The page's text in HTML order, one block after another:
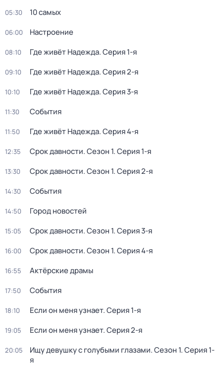
05:30 10 самых
06:00 Настроение
08:10 Где живёт Надежда. Серия 1-я
09:10 Где живёт Надежда. Серия 2-я
10:10 Где живёт Надежда. Серия 3-я
11:30 События
11:50 Где живёт Надежда. Серия 4-я
12:35 Срок давности. Сезон 1. Серия 1-я
13:30 Срок давности. Сезон 1. Серия 2-я
14:30 События
14:50 Город новостей
15:05 Срок давности. Сезон 1. Серия 3-я
16:00 Срок давности. Сезон 1. Серия 4-я
16:55 Актёрские драмы
17:50 События
18:10 Если он меня узнает. Серия 1-я
19:05 Если он меня узнает. Серия 2-я
20:05 Ищу девушку с голубыми глазами. Сезон 1. Серия 1-
я